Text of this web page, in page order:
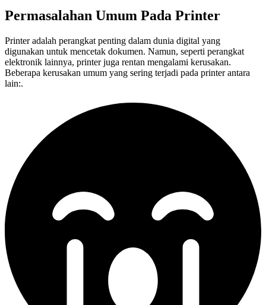
Permasalahan Umum Pada Printer
Printer adalah perangkat penting dalam dunia digital yang
digunakan untuk mencetak dokumen. Namun, seperti perangkat
elektronik lainnya, printer juga rentan mengalami kerusakan.
Beberapa kerusakan umum yang sering terjadi pada printer antara
lain:.